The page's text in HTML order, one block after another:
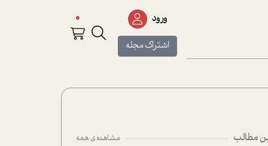
ورود
اشتراک مجله
0
مطالب مشاهده ی همه